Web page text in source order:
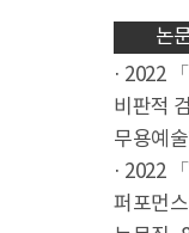
논
· 2022
비판적
무용예
· 2022
퍼포먼